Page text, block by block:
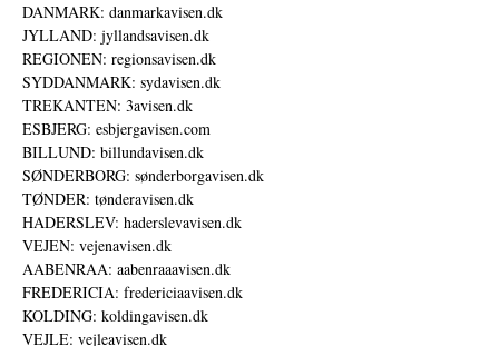
DANMARK: danmarkavisen.dk
JYLLAND: jyllandsavisen.dk
REGIONEN: regionsavisen.dk
SYDDANMARK: sydavisen.dk
TREKANTEN: 3avisen.dk
ESBJERG: esbjergavisen.com
BILLUND: billundavisen.dk
SØNDERBORG: sønderborgavisen.dk
TØNDER: tønderavisen.dk
HADERSLEV: haderslevavisen.dk
VEJEN: vejenavisen.dk
AABENRAA: aabenraaavisen.dk
FREDERICIA: fredericiaavisen.dk
KOLDING: koldingavisen.dk
VEJLE: vejleavisen.dk